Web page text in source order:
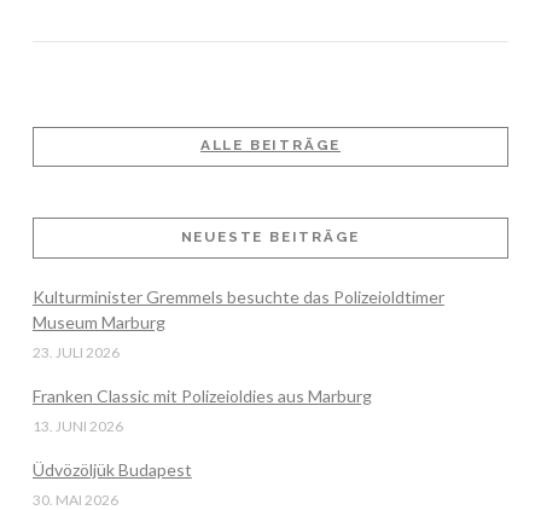
ALLE BEITRÄGE
NEUESTE BEITRÄGE
Kulturminister Gremmels besuchte das Polizeioldtimer
Museum Marburg
23. JULI 2026
Franken Classic mit Polizeioldies aus Marburg
13. JUNI 2026
Üdvözöljük Budapest
30. MAI 2026